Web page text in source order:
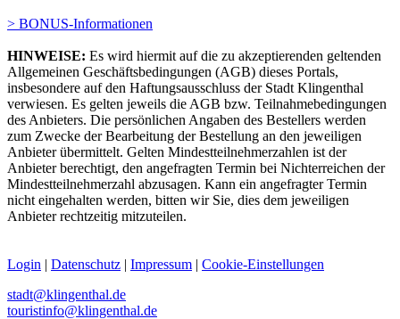
> BONUS-Informationen
HINWEISE: Es wird hiermit auf die zu akzeptierenden geltenden
Allgemeinen Geschäftsbedingungen (AGB) dieses Portals,
insbesondere auf den Haftungsausschluss der Stadt Klingenthal
verwiesen. Es gelten jeweils die AGB bzw. Teilnahmebedingungen
des Anbieters. Die persönlichen Angaben des Bestellers werden
zum Zwecke der Bearbeitung der Bestellung an den jeweiligen
Anbieter übermittelt. Gelten Mindestteilnehmerzahlen ist der
Anbieter berechtigt, den angefragten Termin bei Nichterreichen der
Mindestteilnehmerzahl abzusagen. Kann ein angefragter Termin
nicht eingehalten werden, bitten wir Sie, dies dem jeweiligen
Anbieter rechtzeitig mitzuteilen.
Login | Datenschutz | Impressum | Cookie-Einstellungen
stadt@klingenthal.de
touristinfo@klingenthal.de